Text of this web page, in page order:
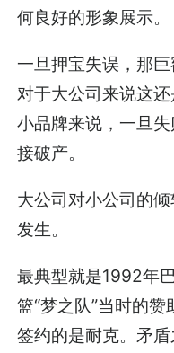
何良好的形象展示。
一旦押宝失误，那巨
对于大公司来说这
小品牌来说，一旦
接破产。
大公司对小公司的
发生。
最典型就是1992年
篮“梦之队”当时的
签约的是耐克。矛